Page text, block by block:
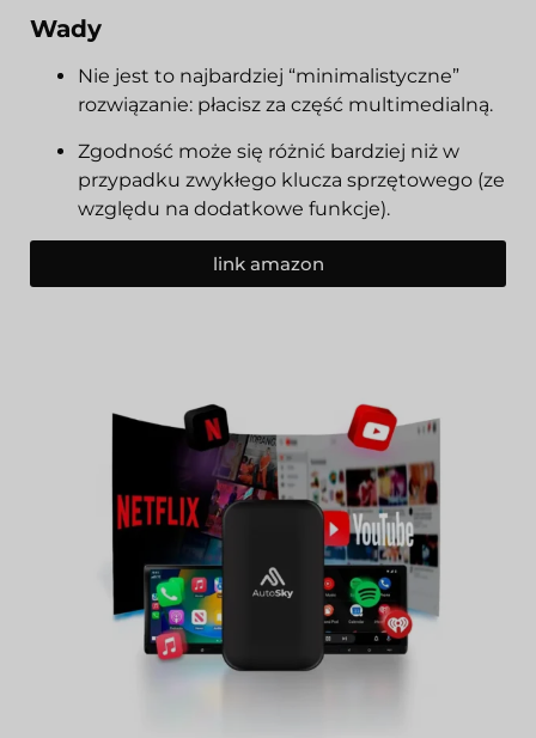
Wady
Nie jest to najbardziej “minimalistyczne”
rozwiązanie: płacisz za część multimedialną.
Zgodność może się różnić bardziej niż w
przypadku zwykłego klucza sprzętowego (ze
względu na dodatkowe funkcje).
link amazon